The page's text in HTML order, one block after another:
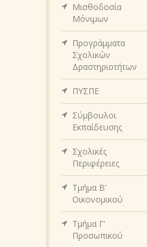
Μισθοδοσία
Μόνιμων
Προγράμματα
Σχολικών
Δραστηριοτήτων
ΠΥΣΠΕ
Σύμβουλοι
Εκπαίδευσης
Σχολικές
Περιφέρειες
Τμήμα Β’
Οικονομικού
Τμήμα Γ’
Προσωπικού